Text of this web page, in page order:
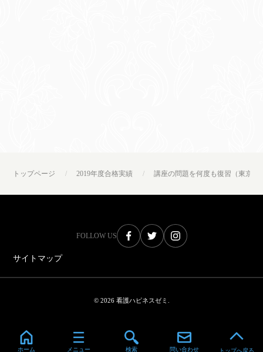
トップページ 2019年度合格実績 講座の問題を何度も復習（東京都
FOLLOW US
サイトマップ
© 2026 看護ハピネスゼミ.
ホーム メニュー 検索 問い合わせ トップへ戻る